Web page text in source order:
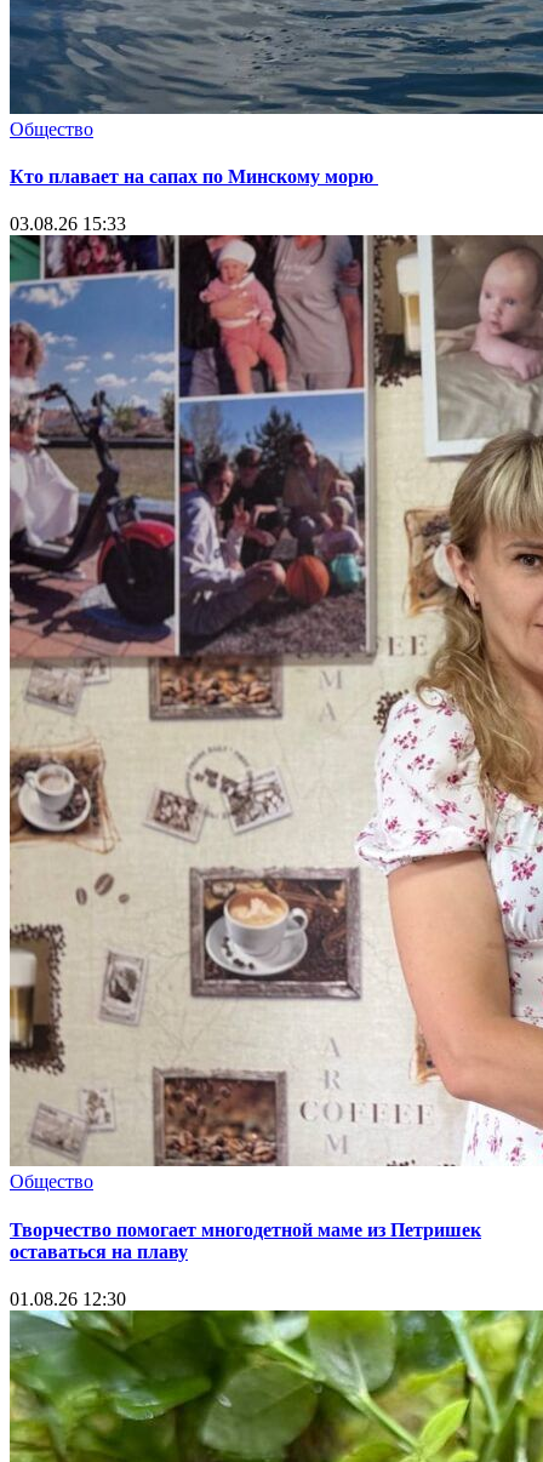
Общество
Кто плавает на сапах по Минскому морю
03.08.26 15:33
Общество
Творчество помогает многодетной маме из Петришек
оставаться на плаву
01.08.26 12:30